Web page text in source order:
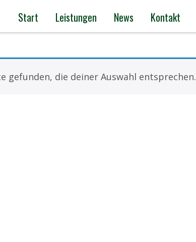
Start Leistungen News Kontakt
gefunden, die deiner Auswahl entsprechen.